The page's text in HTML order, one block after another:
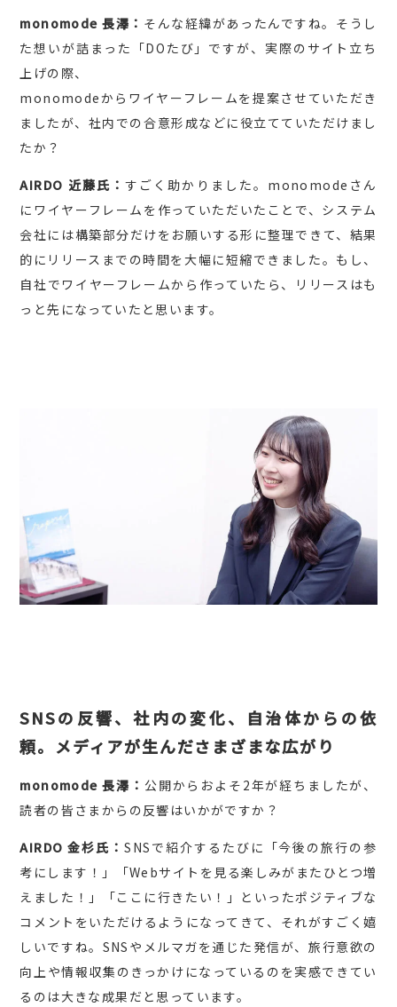
monomode 長澤： そんな経緯があったんですね。そうし
た想いが詰まった「DOたび」ですが、実際のサイト立ち
上げの際、
monomodeからワイヤーフレームを提案させていただき
ましたが、社内での合意形成などに役立てていただけまし
たか？
AIRDO 近藤氏： すごく助かりました。monomodeさん
にワイヤーフレームを作っていただいたことで、システム
会社には構築部分だけをお願いする形に整理できて、結果
的にリリースまでの時間を大幅に短縮できました。もし、
自社でワイヤーフレームから作っていたら、リリースはも
っと先になっていたと思います。
SNSの反響、社内の変化、自治体からの依
頼。メディアが生んださまざまな広がり
monomode 長澤： 公開からおよそ2年が経ちましたが、
読者の皆さまからの反響はいかがですか？
AIRDO 金杉氏：SNSで紹介するたびに「今後の旅行の参
考にします！」「Webサイトを見る楽しみがまたひとつ増
えました！」「ここに行きたい！」といったポジティブな
コメントをいただけるようになってきて、それがすごく嬉
しいですね。SNSやメルマガを通じた発信が、旅行意欲の
向上や情報収集のきっかけになっているのを実感できてい
るのは大きな成果だと思っています。